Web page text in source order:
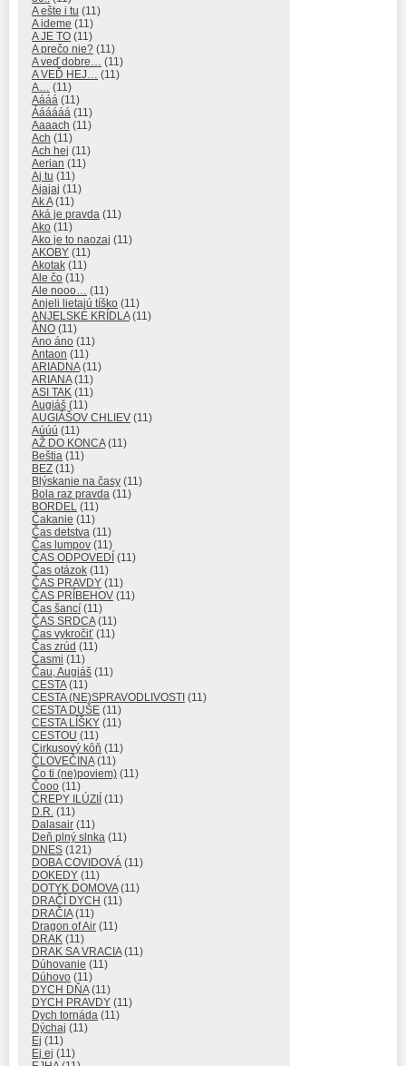
A ešte i tu (11)
A ideme (11)
A JE TO (11)
A prečo nie? (11)
A veď dobre…
(11)
A VEĎ HEJ…
(11)
A…
(11)
Aááá (11)
Áááááá (11)
Aaaach (11)
Ach (11)
Ach hej (11)
Aerian (11)
Aj tu (11)
Ajajaj (11)
Ak A(11)
Aká je pravda (11)
Ako (11)
Ako je to naozaj (11)
AKOBY (11)
Akotak (11)
Ale čo (11)
Ale nooo…
(11)
Anjeli lietajú tíško (11)
ANJELSKÉ KRÍDLA(11)
ÁNO (11)
Ano áno (11)
Antaon (11)
ARIADNA(11)
ARIANA(11)
ASI TAK (11)
Augiáš (11)
AUGIÁŠOV CHLIEV (11)
Aúúú (11)
AŽ DO KONCA(11)
Beštia (11)
BEZ (11)
Blýskanie na časy (11)
Bola raz pravda (11)
BORDEL (11)
Čakanie (11)
Čas detstva (11)
Čas lumpov (11)
ČAS ODPOVEDÍ (11)
Čas otázok (11)
ČAS PRAVDY (11)
ČAS PRÍBEHOV (11)
Čas šancí (11)
ČAS SRDCA(11)
Čas vykročiť (11)
Čas zrúd (11)
Časmi (11)
Čau, Augiáš (11)
CESTA(11)
CESTA (NE)SPRAVODLIVOSTI (11)
CESTA DUŠE (11)
CESTA LÍŠKY (11)
CESTOU (11)
Cirkusový kôň (11)
ČLOVEČINA(11)
Čo ti (ne)poviem) (11)
Čooo (11)
ČREPY ILÚZIÍ (11)
D.R. (11)
Dalasair (11)
Deň plný slnka (11)
DNES (121)
DOBA COVIDOVÁ (11)
DOKEDY (11)
DOTYK DOMOVA(11)
DRAČÍ DYCH (11)
DRAČIA(11)
Dragon of Air (11)
DRAK (11)
DRAK SA VRACIA(11)
Dúhovanie (11)
Dúhovo (11)
DYCH DŇA(11)
DYCH PRAVDY (11)
Dych tornáda (11)
Dýchaj (11)
Ej (11)
Ej ej (11)